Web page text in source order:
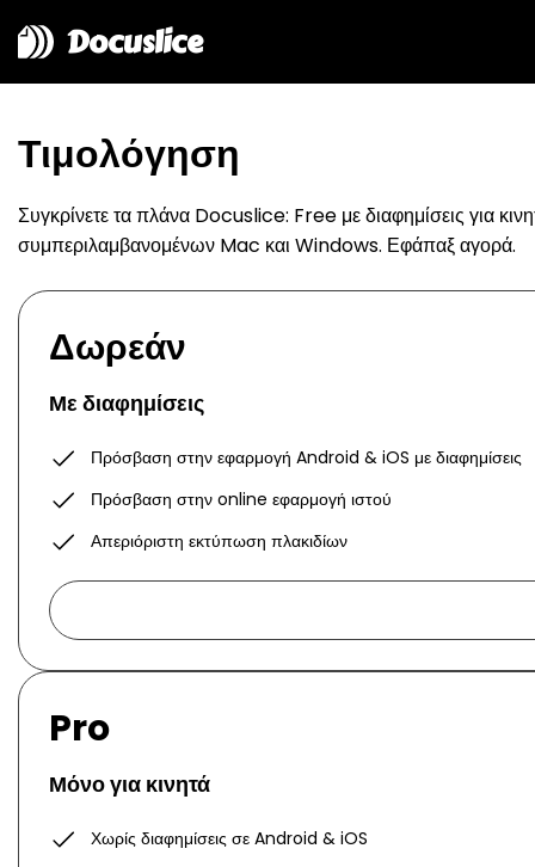
Docuslice
Τιμολόγηση
Συγκρίνετε τα πλάνα Docuslice: Free με διαφημίσεις για
συμπεριλαμβανομένων Mac και Windows. Εφάπαξ αγορά.
Δωρεάν
Με διαφημίσεις
Πρόσβαση στην εφαρμογή Android & iOS με διαφημίσεις
Πρόσβαση στην online εφαρμογή ιστού
Απεριόριστη εκτύπωση πλακιδίων
Pro
Μόνο για κινητά
Χωρίς διαφημίσεις σε Android & iOS